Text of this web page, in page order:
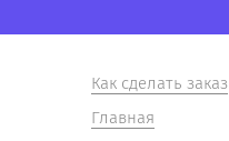
Как сделать заказ
Главная